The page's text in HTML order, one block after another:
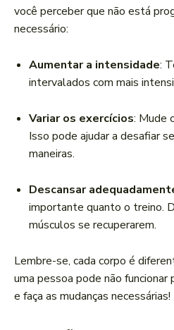
você perceber que não está
necessário:
Aumentar a intensidade:
intervalados com mais
Variar os exercícios: Mude
Isso pode ajudar a desafiar
maneiras.
Descansar
importante quanto o treino.
músculos se recuperarem.
Lembre-se, cada corpo é
uma pessoa pode não funcionar
e faça as mudanças necessárias!